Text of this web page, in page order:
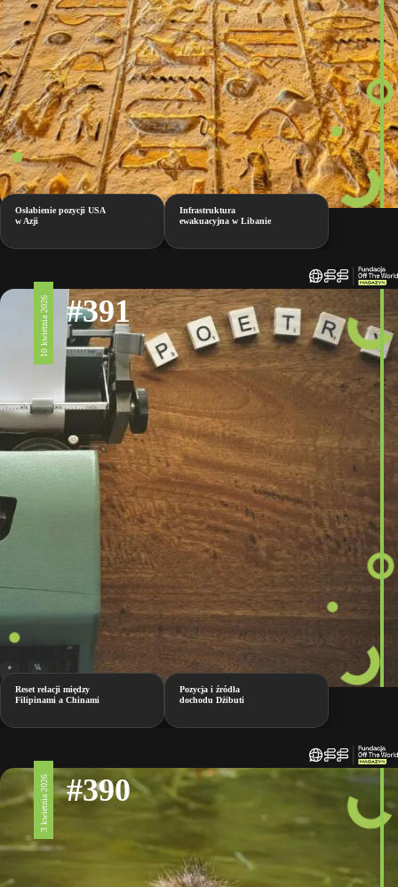
Osłabienie pozycji USA
w Azji
Infrastruktura
ewakuacyjna w Libanie
10 kwietnia 2026 #391
Reset relacji między
Filipinami a Chinami
Pozycja i źródła
dochodu Dżibuti
3 kwietnia 2026 #390